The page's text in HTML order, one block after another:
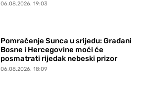
06.08.2026. 19:03
Pomračenje Sunca u srijedu: Građani
Bosne i Hercegovine moći će
posmatrati rijedak nebeski prizor
06.08.2026. 18:09